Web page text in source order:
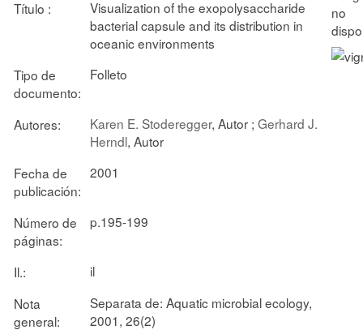
Título :
Visualization of the exopolysaccharide
bacterial capsule and its distribution in
oceanic environments
Tipo de
documento:
Folleto
Autores: Karen E. Stoderegger, Autor ; Gerhard J.
Herndl, Autor
Fecha de
publicación:
2001
Número de
páginas:
p.195-199
Il.:
il
Nota
general:
Separata de: Aquatic microbial ecology,
2001, 26(2)